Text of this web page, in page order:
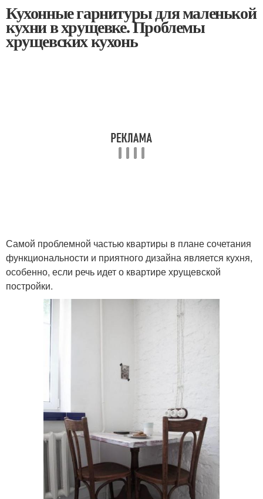
Кухонные гарнитуры для маленькой
кухни в хрущевке. Проблемы
хрущевских кухонь
Самой проблемной частью квартиры в плане сочетания
функциональности и приятного дизайна является кухня,
особенно, если речь идет о квартире хрущевской
постройки.